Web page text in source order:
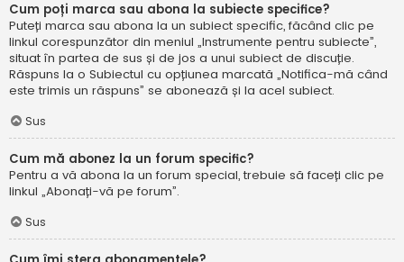
Cum poți marca sau abona la subiecte specifice?
Puteți marca sau abona la un subiect specific, făcând clic pe
linkul corespunzător din meniul „Instrumente pentru subiecte”,
situat în partea de sus și de jos a unui subiect de discuție.
Răspuns la o Subiectul cu opțiunea marcată „Notifica-mă când
este trimis un răspuns” se abonează și la acel subiect.
Sus
Cum mă abonez la un forum specific?
Pentru a vă abona la un forum special, trebuie să faceți clic pe
linkul „Abonați-vă pe forum”.
Sus